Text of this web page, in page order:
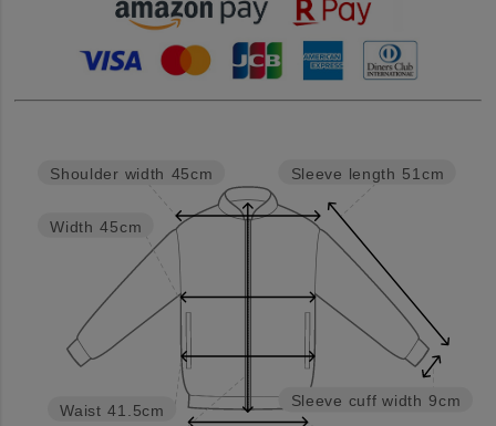
Sleeve cuff width 9cm
Sleeve length 51cm
Waist 41.5cm
Width 45cm
Shoulder width 45cm